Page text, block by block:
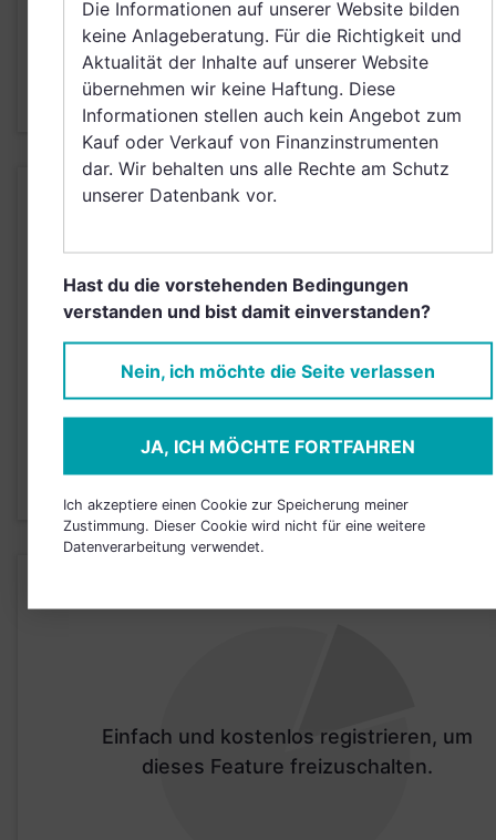
JETZT ANMELDEN
BRANCHEN
Einfach und kostenlos registrieren, um
dieses Feature freizuschalten.
Einfach und kostenlos registrieren, um
dieses Feature freizuschalten.
Die Informationen auf unserer Website bilden
keine Anlageberatung. Für die Richtigkeit und
Aktualität der Inhalte auf unserer Website
übernehmen wir keine Haftung. Diese
Informationen stellen auch kein Angebot zum
Kauf oder Verkauf von Finanzinstrumenten
dar. Wir behalten uns alle Rechte am Schutz
unserer Datenbank vor.
Hast du die vorstehenden Bedingungen
verstanden und bist damit einverstanden?
Nein, ich möchte die Seite verlassen
JA, ICH MÖCHTE FORTFAHREN
Ich akzeptiere einen Cookie zur Speicherung meiner
Zustimmung. Dieser Cookie wird nicht für eine weitere
Datenverarbeitung verwendet.